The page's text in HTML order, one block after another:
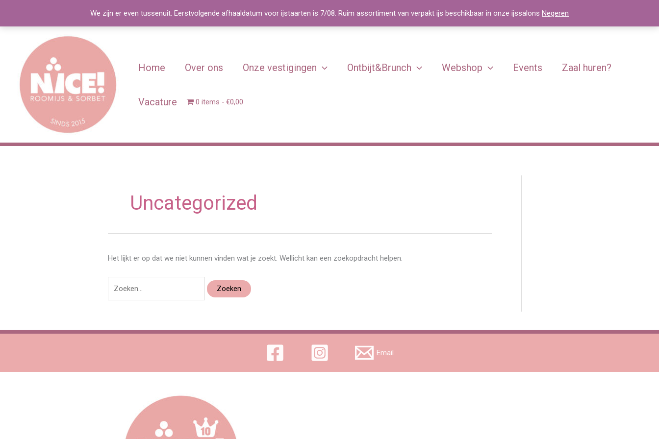
We zijn er even tussenuit. Eerstvolgende afhaaldatum voor ijstaarten is 7/08. Ruim assortiment van verpakt ijs beschikbaar in onze ijssalons Negeren
de
Home Over ons Onze vestigingen Ontbijt&Brunch Webshop Events Zaal huren?
Vacature 0 items €0,00
Uncategorized
Het lijkt er op dat we niet kunnen vinden wat je zoekt. Wellicht kan een zoekopdracht helpen.
Email